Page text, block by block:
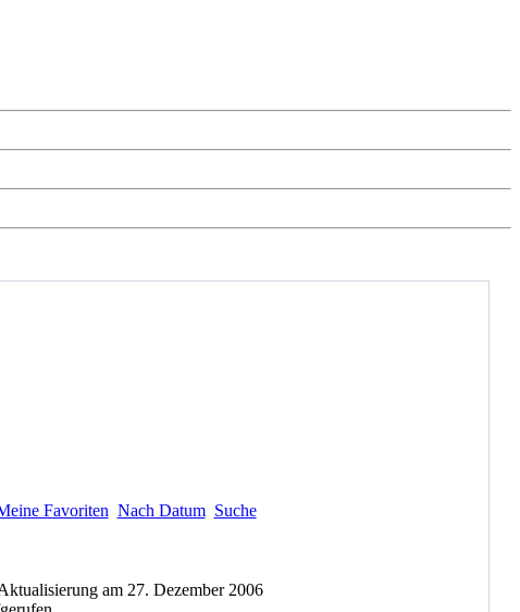
Favoriten Nach Datum Suche
am 27. Dezember 2006